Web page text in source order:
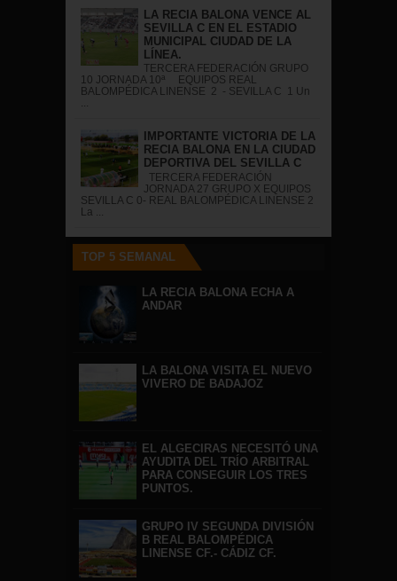
LA RECIA BALONA VENCE AL
SEVILLA C EN EL ESTADIO
MUNICIPAL CIUDAD DE LA
LÍNEA.
TERCERA FEDERACIÓN GRUPO
10 JORNADA 10ª EQUIPOS REAL
BALOMPÉDICA LINENSE 2 - SEVILLA C 1 Un
IMPORTANTE VICTORIA DE LA
RECIA BALONA EN LA CIUDAD
DEPORTIVA DEL SEVILLA C
TERCERA FEDERACIÓN
JORNADA 27 GRUPO X EQUIPOS
SEVILLA C 0- REAL BALOMPÉDICA LINENSE 2
La ...
TOP 5 SEMANAL
LA RECIA BALONA ECHA A
ANDAR
LA BALONA VISITA EL NUEVO
VIVERO DE BADAJOZ
EL ALGECIRAS NECESITÓ UNA
AYUDITA DEL TRÍO ARBITRAL
PARA CONSEGUIR LOS TRES
PUNTOS.
GRUPO IV SEGUNDA DIVISIÓN
B REAL BALOMPÉDICA
LINENSE CF.- CÁDIZ CF.